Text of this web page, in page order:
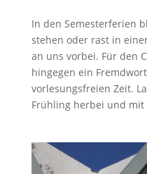
In den Semesterferien
stehen oder rast in
an uns vorbei. Für den
hingegen ein
vorlesungsfreien Zeit.
Frühling herbei und